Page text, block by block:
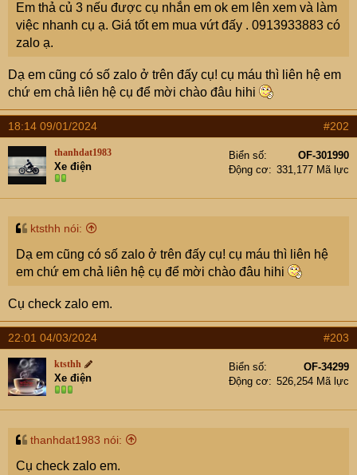
Em thả củ 3 nếu được cụ nhắn em ok em lên xem và làm
việc nhanh cụ ạ. Giá tốt em mua vứt đấy . 0913933883 có
zalo ạ.
Dạ em cũng có số zalo ở trên đấy cụ! cụ máu thì liên hệ em
chứ em chả liên hệ cụ để mời chào đâu hihi
18:14 09/01/2024 #202
thanhdat1983
Xe điện
Biển số
OF-301990
Động cơ
331,177 Mã lực
ktsthh nói:
Dạ em cũng có số zalo ở trên đấy cụ! cụ máu thì liên hệ
em chứ em chả liên hệ cụ để mời chào đâu hihi
Cụ check zalo em.
22:01 04/03/2024 #203
ktsthh
Xe điện
Biển số
OF-34299
Động cơ
526,254 Mã lực
thanhdat1983 nói:
Cụ check zalo em.